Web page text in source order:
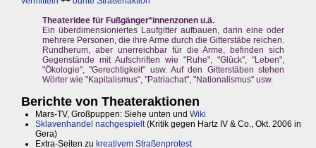
Theateridee für Fußgänger*innenzonen u.ä.
Ein überdimensioniertes Laufgitter aufbauen, darin eine oder
mehrere Personen, die ihre Arme durch die Gitterstäbe reichen.
Rundherum, aber unerreichbar für die Arme, befinden sich
Gegenstände mit Aufschriften wie "Ruhe", "Glück", "Leben",
"Ökologie", "Gerechtigkeit" usw. Auf den Gitterstäben stehen
Wörter wie "Kapitalismus", "Patriachat", "Nationalismus" usw.
Berichte von Theateraktionen
Mars-TV, Großpuppen: Siehe unten und Wiki
Sklavenhandel nachgespielt(Kritik gegen Hartz IV & Co., Okt. 2006 in
Gera)
Extra-Seiten zu kreativem Straßenprotest